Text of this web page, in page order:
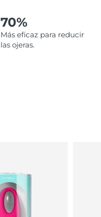
70%
Más eficaz para reducir
las ojeras.
Entrega prevista
Entrega prevista
Entrega prevista
Entrega prevista